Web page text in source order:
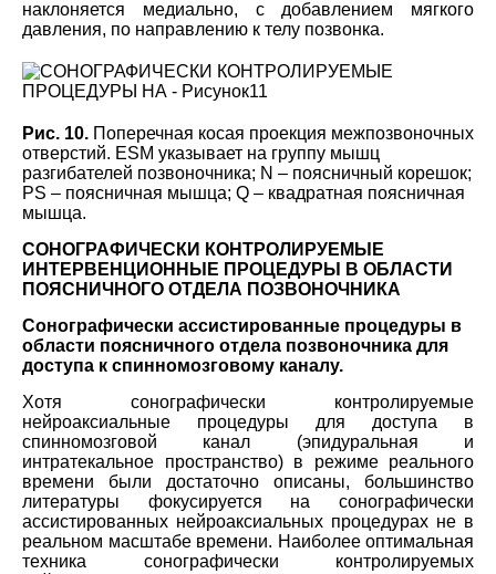
наклоняется медиально, с добавлением мягкого
давления, по направлению к телу позвонка.
Рис. 10. Поперечная косая проекция межпозвоночных
отверстий. ESM указывает на группу мышц
разгибателей позвоночника; N – поясничный корешок;
PS – поясничная мышца; Q – квадратная поясничная
мышца.
СОНОГРАФИЧЕСКИ КОНТРОЛИРУЕМЫЕ
ИНТЕРВЕНЦИОННЫЕ ПРОЦЕДУРЫ В ОБЛАСТИ
ПОЯСНИЧНОГО ОТДЕЛА ПОЗВОНОЧНИКА
Сонографически ассистированные процедуры в
области поясничного отдела позвоночника для
доступа к спинномозговому каналу.
Хотя сонографически контролируемые
нейроаксиальные процедуры для доступа в
спинномозговой канал (эпидуральная и
интратекальное пространство) в режиме реального
времени были достаточно описаны, большинство
литературы фокусируется на сонографически
ассистированных нейроаксиальных процедурах не в
реальном масштабе времени. Наиболее оптимальная
техника сонографически контролируемых